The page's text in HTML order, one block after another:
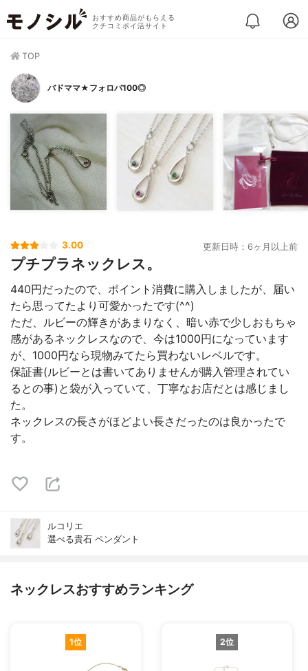
おすすめ商品がもらえる
クチコミポイ活サイト
TOP
バドママ★フォロバ100◎
3.00 更新日時：6ヶ月以上前
プチプラネックレス。
440円だったので、ポイント消費に購入しましたが、届い
たら思ってたより可愛かったです(^^)
ただ、ルビーの輝きがあまりなく、暗い赤で少しおもちゃ
感があるネックレスなので、今は1000円になっています
が、1000円なら現物みてたら買わないレベルです。
保証書(ルビーとは書いてありませんが購入管理されてい
るとの事)と袋が入っていて、丁寧なお店だとは感じまし
た。
ネックレスの長さがほどよい長さだったのは良かったで
す。
ルコリエ
選べる貴石 ペンダント
ネックレスおすすめランキング
1位 2位